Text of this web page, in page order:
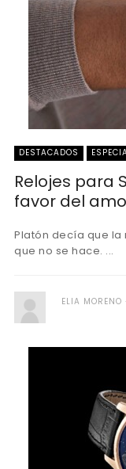
DESTACADOS
Relojes para
favor del
Platón decía que
que no se hace. ...
ELIA MORENO